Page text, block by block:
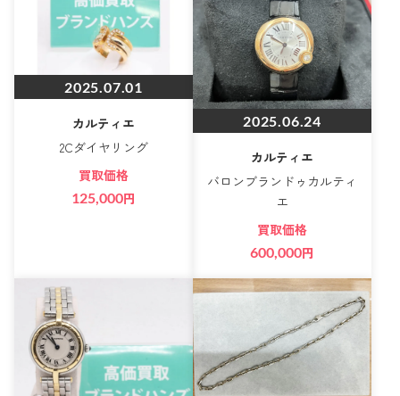
2025.07.01
カルティエ
2Cダイヤリング
買取価格
125,000円
2025.06.24
カルティエ
バロンブランドゥカルティ
エ
買取価格
600,000円